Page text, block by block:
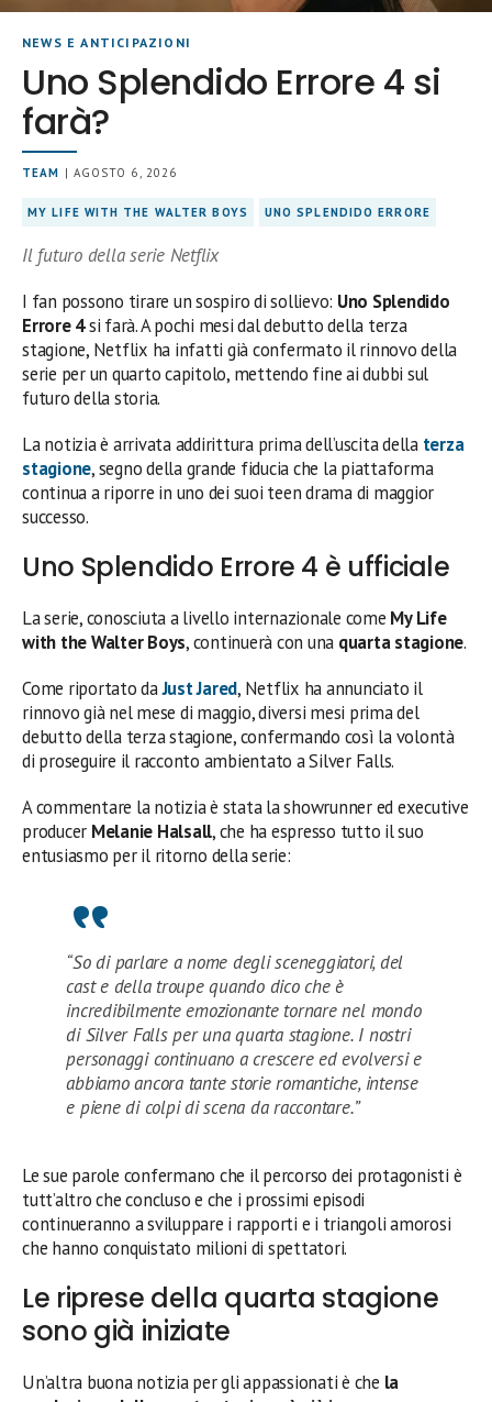
NEWS E ANTICIPAZIONI
Uno Splendido Errore 4 si
farà?
TEAM | AGOSTO 6, 2026
MY LIFE WITH THE WALTER BOYS UNO SPLENDIDO ERRORE
Il futuro della serie Netflix
I fan possono tirare un sospiro di sollievo: Uno Splendido
Errore 4si farà. A pochi mesi dal debutto della terza
stagione, Netflix ha infatti già confermato il rinnovo della
serie per un quarto capitolo, mettendo fine ai dubbi sul
futuro della storia.
La notizia è arrivata addirittura prima dell’uscita della terza
stagione, segno della grande fiducia che la piattaforma
continua a riporre in uno dei suoi teen drama di maggior
successo.
Uno Splendido Errore 4 è ufficiale
La serie, conosciuta a livello internazionale come My Life
with the Walter Boys, continuerà con una quarta stagione.
Come riportato daJust Jared, Netflix ha annunciato il
rinnovo già nel mese di maggio, diversi mesi prima del
debutto della terza stagione, confermando così la volontà
di proseguire il racconto ambientato a Silver Falls.
A commentare la notizia è stata la showrunner ed executive
producer Melanie Halsall, che ha espresso tutto il suo
entusiasmo per il ritorno della serie:
“So di parlare a nome degli sceneggiatori, del
cast e della troupe quando dico che è
incredibilmente emozionante tornare nel mondo
di Silver Falls per una quarta stagione. I nostri
personaggi continuano a crescere ed evolversi e
abbiamo ancora tante storie romantiche, intense
e piene di colpi di scena da raccontare.”
Le sue parole confermano che il percorso dei protagonisti è
tutt’altro che concluso e che i prossimi episodi
continueranno a sviluppare i rapporti e i triangoli amorosi
che hanno conquistato milioni di spettatori.
Le riprese della quarta stagione
sono già iniziate
Un’altra buona notizia per gli appassionati è che la